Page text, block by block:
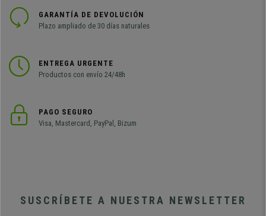
GARANTÍA DE DEVOLUCIÓN
Plazo ampliado de 30 días naturales
ENTREGA URGENTE
Productos con envío 24/48h
PAGO SEGURO
Visa, Mastercard, PayPal, Bizum
SUSCRÍBETE A NUESTRA NEWSLETTER